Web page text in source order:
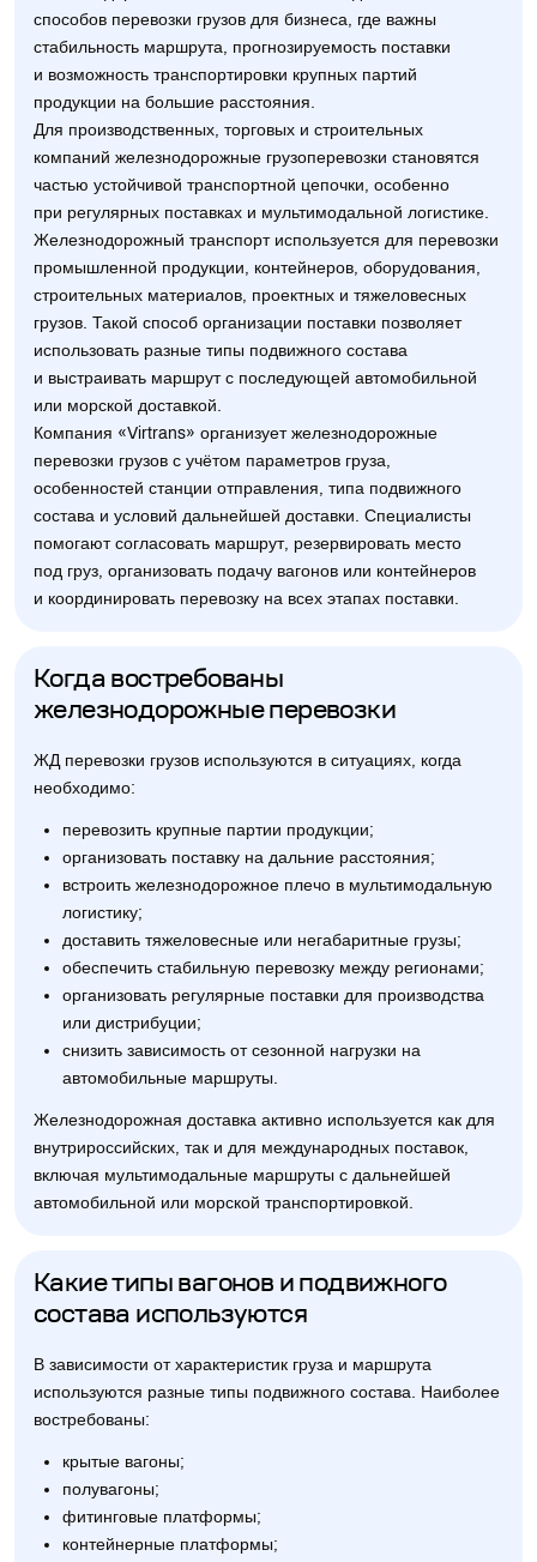
способов перевозки грузов для бизнеса, где важны
стабильность маршрута, прогнозируемость поставки
и возможность транспортировки крупных партий
продукции на большие расстояния.
Для производственных, торговых и строительных
компаний железнодорожные грузоперевозки становятся
частью устойчивой транспортной цепочки, особенно
при регулярных поставках и мультимодальной логистике.
Железнодорожный транспорт используется для перевозки
промышленной продукции, контейнеров, оборудования,
строительных материалов, проектных и тяжеловесных
грузов. Такой способ организации поставки позволяет
использовать разные типы подвижного состава
и выстраивать маршрут с последующей автомобильной
или морской доставкой.
Компания «Virtrans» организует железнодорожные
перевозки грузов с учётом параметров груза,
особенностей станции отправления, типа подвижного
состава и условий дальнейшей доставки. Специалисты
помогают согласовать маршрут, резервировать место
под груз, организовать подачу вагонов или контейнеров
и координировать перевозку на всех этапах поставки.
Когда востребованы
железнодорожные перевозки
ЖД перевозки грузов используются в ситуациях, когда
необходимо:
перевозить крупные партии продукции;
организовать поставку на дальние расстояния;
встроить железнодорожное плечо в мультимодальную
логистику;
доставить тяжеловесные или негабаритные грузы;
обеспечить стабильную перевозку между регионами;
организовать регулярные поставки для производства
или дистрибуции;
снизить зависимость от сезонной нагрузки на
автомобильные маршруты.
Железнодорожная доставка активно используется как для
внутрироссийских, так и для международных поставок,
включая мультимодальные маршруты с дальнейшей
автомобильной или морской транспортировкой.
Какие типы вагонов и подвижного
состава используются
В зависимости от характеристик груза и маршрута
используются разные типы подвижного состава. Наиболее
востребованы:
крытые вагоны;
полувагоны;
фитинговые платформы;
контейнерные платформы;